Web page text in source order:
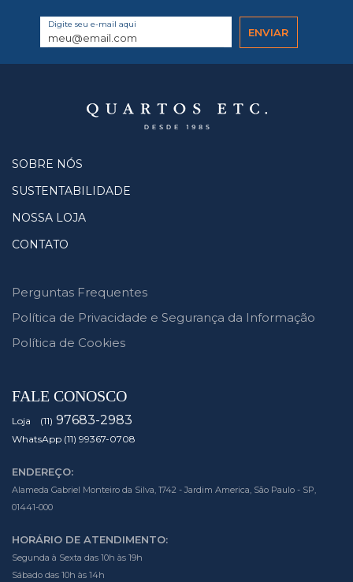
Digite seu e-mail aqui
SOBRE NÓS
SUSTENTABILIDADE
NOSSA LOJA
CONTATO
Perguntas Frequentes
Política de Privacidade e Segurança da Informação
Política de Cookies
FALE CONOSCO
Loja (11) 97683-2983
WhatsApp (11) 99367-0708
ENDEREÇO:
Alameda Gabriel Monteiro da Silva, 1742 - Jardim America, São Paulo - SP,
01441-000
HORÁRIO DE ATENDIMENTO:
Segunda à Sexta das 10h às 19h
Sábado das 10h às 14h